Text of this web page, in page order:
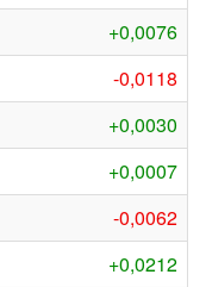
+0,0076
-0,0118
+0,0030
+0,0007
-0,0062
+0,0212